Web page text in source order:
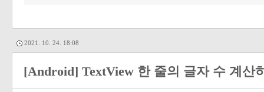
2021. 10. 24. 18:08
[Android] TextView 한 줄의 글자 수 계산